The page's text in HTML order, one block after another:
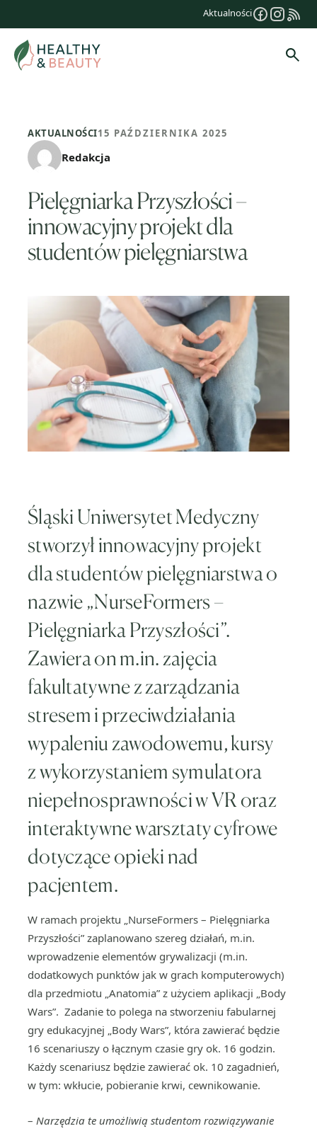
treści
Aktualności
AKTUALNOŚCI15 PAŹDZIERNIKA 2025
Redakcja
Pielęgniarka Przyszłości –
innowacyjny projekt dla
studentów pielęgniarstwa
Śląski Uniwersytet Medyczny
stworzył innowacyjny projekt
dla studentów pielęgniarstwa o
nazwie „NurseFormers –
Pielęgniarka Przyszłości”.
Zawiera on m.in. zajęcia
fakultatywne z zarządzania
stresem i przeciwdziałania
wypaleniu zawodowemu, kursy
z wykorzystaniem symulatora
niepełnosprawności w VR oraz
interaktywne warsztaty cyfrowe
dotyczące opieki nad
pacjentem.
W ramach projektu „NurseFormers – Pielęgniarka
Przyszłości” zaplanowano szereg działań, m.in.
wprowadzenie elementów grywalizacji (m.in.
dodatkowych punktów jak w grach komputerowych)
dla przedmiotu „Anatomia” z użyciem aplikacji „Body
Wars”. Zadanie to polega na stworzeniu fabularnej
gry edukacyjnej „Body Wars”, która zawierać będzie
16 scenariuszy o łącznym czasie gry ok. 16 godzin.
Każdy scenariusz będzie zawierać ok. 10 zagadnień,
w tym: wkłucie, pobieranie krwi, cewnikowanie.
– Narzędzia te umożliwią studentom rozwiązywanie